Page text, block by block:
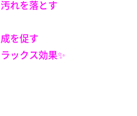
れを落とす
を促す
ックス効果✨